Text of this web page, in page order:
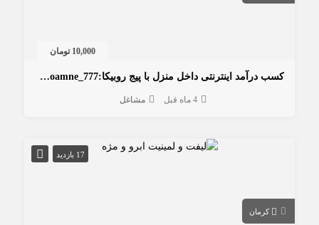
10,000 تومان
کسب‌ درآمد اینترنتی داخل منزل با پیج روبیکا:hosinmoamne_777
4 ماه قبل مشاغل
17 بازدید
کرمان